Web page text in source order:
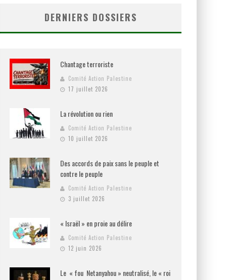
DERNIERS DOSSIERS
Chantage terroriste
Comité Action Palestine
17 juillet 2026
La révolution ou rien
Comité Action Palestine
10 juillet 2026
Des accords de paix sans le peuple et
contre le peuple
Comité Action Palestine
3 juillet 2026
« Israël » en proie au délire
Comité Action Palestine
12 juin 2026
Le « fou Netanyahou » neutralisé, le « roi